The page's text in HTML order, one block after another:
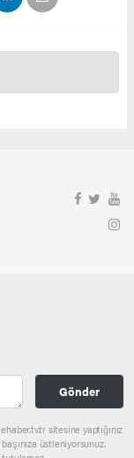
Gönder
sitesine yaptığınız
üstleniyorsunuz.